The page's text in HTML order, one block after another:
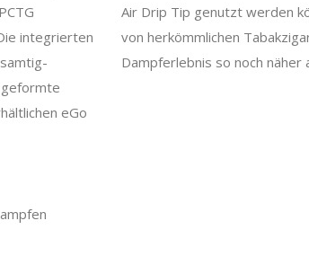
integrierten
eGo
Air Drip Tip genutzt werden
von herkömmlichen
Dampferlebnis so noch